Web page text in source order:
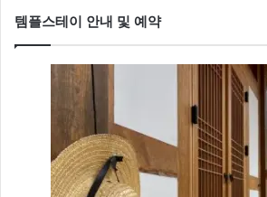
템플스테이 안내 및 예약